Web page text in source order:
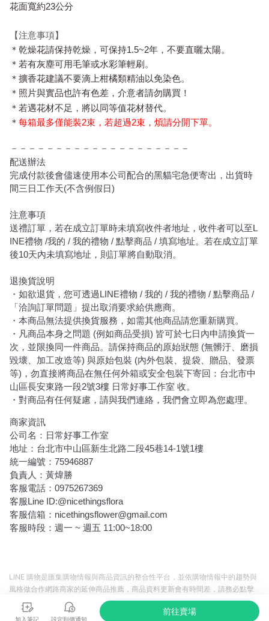
花面寬約23公分
【注意事項】
＊乾燥花請保持乾燥，可保持1.5~2年，不要直曬太陽。
＊若有灰塵可用毛筆或水彩筆輕刷。
＊擴香花建議不要滴上柑橘類精油以免染色。
＊照片與實品也許有色差，介意者請勿購買！
＊若遇花材不足，將以同等值花材替代。
＊ 每箱最多僅能裝2束，若超過2束，煩請分開下單。
－－－－－－－－－－－－－－－－－－－－
配送辦法
完成付款後會儘速使用本公司配合的黑貓宅急便寄出，出貨時
間三日工作天(不含例假日)
注意事項
送禮訂單，若在成立訂單時未填寫收件者地址，收件者可以至 L
INE禮物 /我的 / 我的禮物 / 點擊商品 / 填寫地址。若在成立訂單
後10天內未填寫地址，則訂單將自動取消。
退換貨說明
・如欲退貨，您可透過 LINE禮物 / 我的 / 我的禮物 / 點擊商品 /
「洽詢訂單問題」提出取消要求給供應商。
・本商品無法提供換貨服務，如需其他商品請您重新購買。
・凡商品本身之問題 (例如商品受損) 皆可於七日內申請換貨一
次，並限換同一件商品。請保持商品的原始狀態 (無髒汙、磨損
毀壞、加工改造等) 與原始包裝 (內外包裝、提袋、贈品、發票
等) ，勿直接將商品在無任何外箱或安全包裝下寄回：台北市中
山區長安東路一段2號3樓 日常好事工作室 收。
・對商品有任何疑慮，請與我們連絡，我們會立即為您處理。
商家資訊
公司名：日常好事工作室
地址：台北市中山區新生北路二段45巷14-1號1樓
統一編號：75946887
負責人：黃煒勝
客服電話： 0975267369
客服Line ID:@nicethingsflora
客服信箱：nicethingsflower@gmail.com
客服時段：週一 ~ 週五 11:00~18:00
加入筆記 設定到價通知
前往賣場
LINE 購物是匯集購物情報與商品資訊的整合性平台，並依購物情報中的趨勢與
風格做合作網路商家的延伸商品推薦，商品資料更新會有時間差，請務必點擊
商品至各合作網路商家，確認現售價與購物條件，一切資訊以合作廠商網頁為
準。